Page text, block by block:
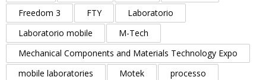
Freedom 3
FTY
Laboratorio
Laboratorio mobile
M-Tech
Mechanical Components and Materials Technology Expo
mobile laboratories
Motek
processo